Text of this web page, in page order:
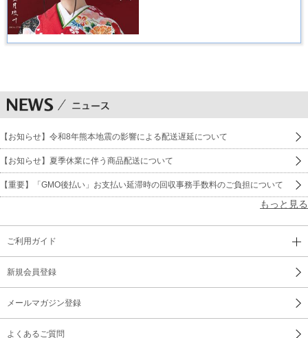
【お知らせ】令和8年熊本地震の影響による配送遅延について
【お知らせ】夏季休業に伴う商品配送について
【重要】「GMO後払い」お支払い延滞時の回収事務手数料のご負担について
もっと見る
ご利用ガイド
新規会員登録
メールマガジン登録
よくあるご質問